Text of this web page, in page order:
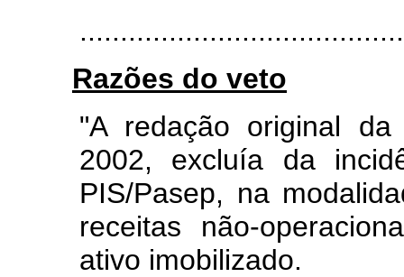
Razões do veto
"A redação original
2002, excluía da
PIS/Pasep, na
receitas não-
ativo imobilizado.